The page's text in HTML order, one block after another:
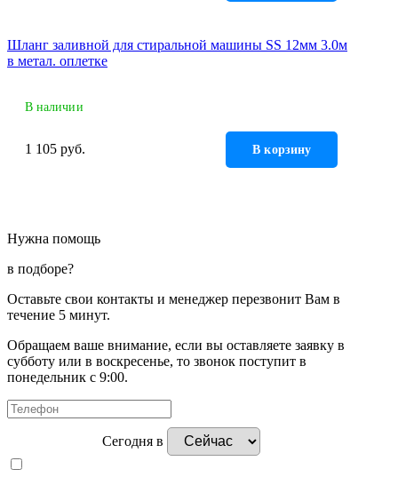
Шланг заливной для стиральной машины SS 12мм 3.0м
в метал. оплетке
В наличии
1 105 руб. В корзину
Нужна помощь
в подборе?
Оставьте свои контакты и менеджер перезвонит Вам в
течение 5 минут.
Обращаем ваше внимание, если вы оставляете заявку в
субботу или в воскресенье, то звонок поступит в
понедельник с 9:00.
Сегодня в